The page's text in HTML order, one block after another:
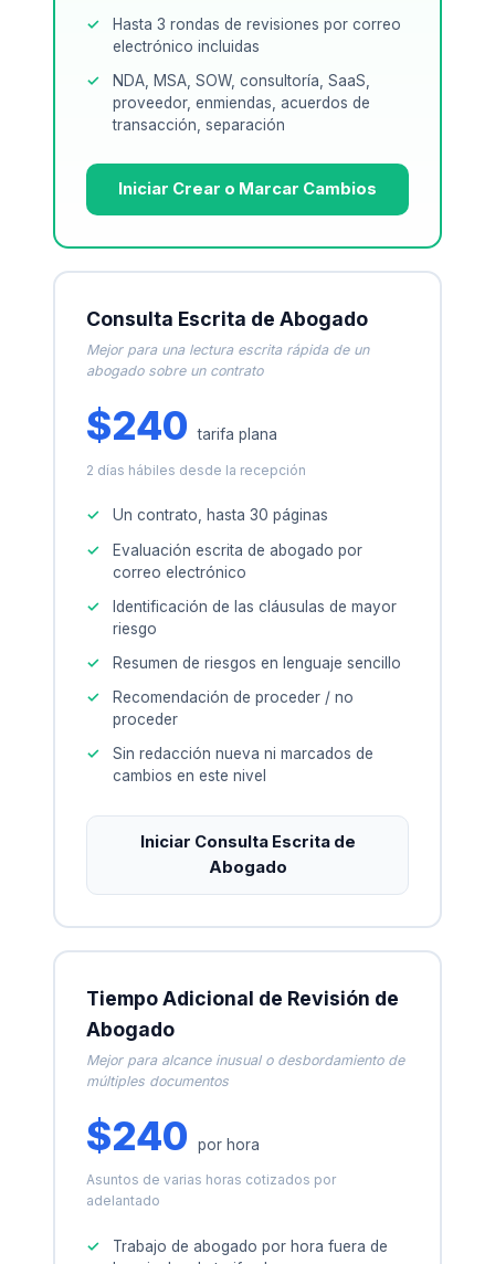
Consulta Escrita de Abogado
Mejor para una lectura escrita rápida de un
abogado sobre un contrato
$240tarifa plana
2 días hábiles desde la recepción
Un contrato, hasta 30 páginas
Evaluación escrita de abogado por
correo electrónico
Identificación de las cláusulas de mayor
riesgo
Resumen de riesgos en lenguaje sencillo
Recomendación de proceder / no
proceder
Sin redacción nueva ni marcados de
cambios en este nivel
Iniciar Consulta Escrita de
Abogado
Hasta 3 rondas de revisiones por correo
electrónico incluidas
NDA, MSA, SOW, consultoría, SaaS,
proveedor, enmiendas, acuerdos de
transacción, separación
Iniciar Crear o Marcar Cambios
Tiempo Adicional de Revisión de
Abogado
Mejor para alcance inusual o desbordamiento de
múltiples documentos
$240 por hora
Asuntos de varias horas cotizados por
adelantado
Trabajo de abogado por hora fuera de